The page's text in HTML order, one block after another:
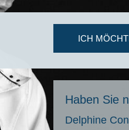
ICH
Haben Sie
Delphine